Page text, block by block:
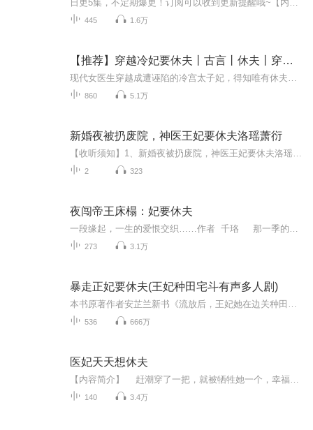
445 1.6万
【推荐】穿越冷妃要休夫丨古言丨休夫丨穿越丨女频
860 5.1万
新婚夜被扔废院，神医王妃要休夫洛瑶萧衍
2 323
夜闯帝王床榻：妃要休夫
273 3.1万
暴走正妃要休夫(王妃种田宅斗有声多人剧)
536 666万
医妃天天想休夫
140 3.4万